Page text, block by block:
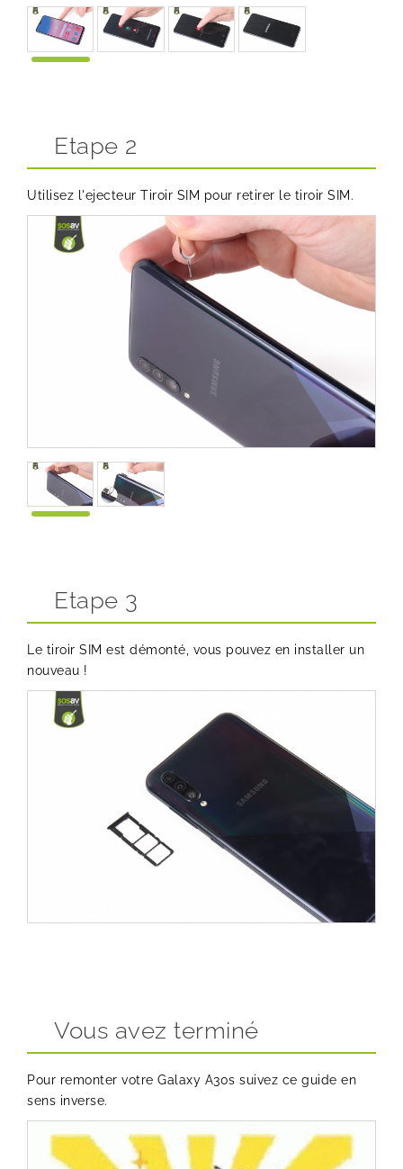
Etape 2
Utilisez l'ejecteur Tiroir SIM pour retirer le tiroir SIM.
Etape 3
Le tiroir SIM est démonté, vous pouvez en installer un
nouveau !
Vous avez terminé
Pour remonter votre Galaxy A30s suivez ce guide en
sens inverse.